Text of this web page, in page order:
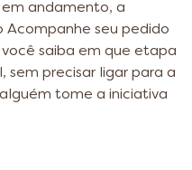
andamento, a
Acompanhe seu pedido
saiba em que etapa
precisar ligar para a
tome a iniciativa